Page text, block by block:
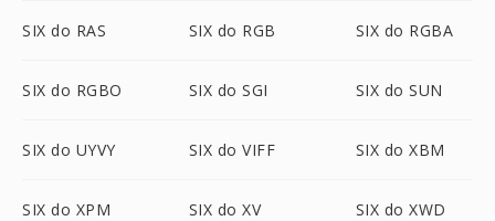
SIX do RAS SIX do RGB SIX do RGBA
SIX do RGBO SIX do SGI SIX do SUN
SIX do UYVY SIX do VIFF SIX do XBM
SIX do XPM SIX do XV SIX do XWD